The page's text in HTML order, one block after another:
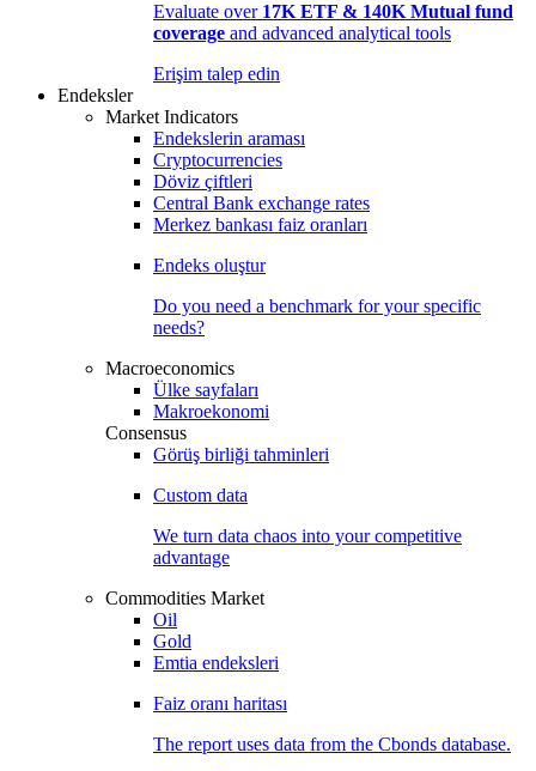
Evaluate over 17K ETF & 140K Mutual fund
coverage and advanced analytical tools
Erişim talep edin
Endeksler
Market Indicators
Endekslerin araması
Cryptocurrencies
Döviz çiftleri
Central Bank exchange rates
Merkez bankası faiz oranları
Endeks oluştur
Do you need a benchmark for your specific
needs?
Macroeconomics
Ülke sayfaları
Makroekonomi
Consensus
Görüş birliği tahminleri
Custom data
We turn data chaos into your competitive
advantage
Commodities Market
Oil
Gold
Emtia endeksleri
Faiz oranı haritası
The report uses data from the Cbonds database.